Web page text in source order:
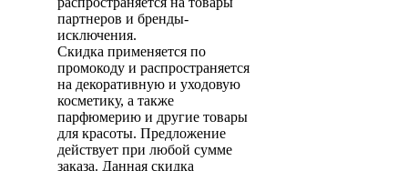
партнеров и бренды-
исключения.
Скидка применяется по
промокоду и распространяется
на декоративную и уходовую
косметику, а также
парфюмерию и другие товары
для красоты. Предложение
действует при любой сумме
заказа. Данная скидка